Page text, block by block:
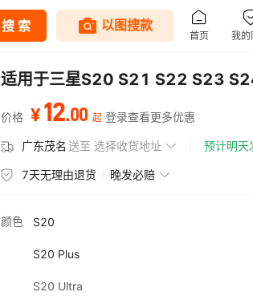
适用于三星S20 S21 S22 S23
价格 ¥12.00 起 登录查看更多优惠
广东茂名 送至 选择收货地址 预计明天
7天无理由退货 晚发必赔
颜色 S20
S20 Plus
S20 Ultra